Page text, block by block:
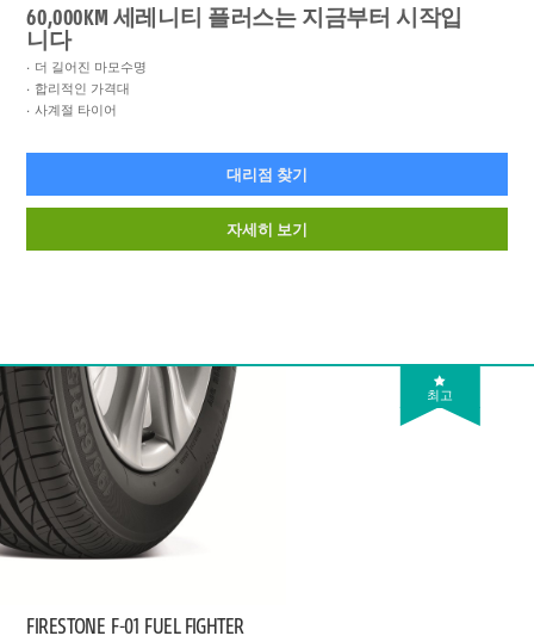
60,000KM 세레니티 플러스는 지금부터 시작입
니다
더 길어진 마모수명
합리적인 가격대
사계절 타이어
대리점 찾기
자세히 보기
최고
FIRESTONE F-01 FUEL FIGHTER